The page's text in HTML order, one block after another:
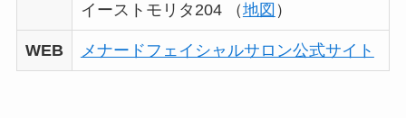
イーストモリタ204 （地図 ）
WEB メナードフェイシャルサロン公式サイト